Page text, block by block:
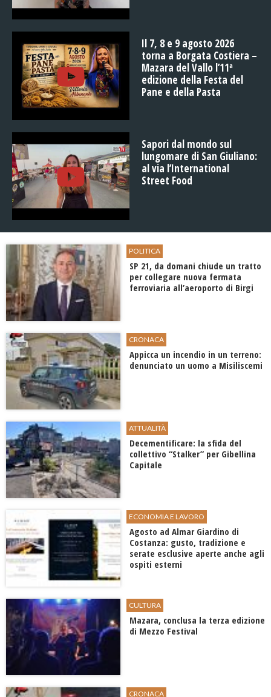
Il 7, 8 e 9 agosto 2026
torna a Borgata Costiera –
Mazara del Vallo l’11ª
edizione della Festa del
Pane e della Pasta
Sapori dal mondo sul
lungomare di San Giuliano:
al via l’International
Street Food
POLITICA
SP 21, da domani chiude un tratto
per collegare nuova fermata
ferroviaria all’aeroporto di Birgi
CRONACA
Appicca un incendio in un terreno:
denunciato un uomo a Misiliscemi
ATTUALITÀ
Decementificare: la sfida del
collettivo “Stalker” per Gibellina
Capitale
ECONOMIA E LAVORO
Agosto ad Almar Giardino di
Costanza: gusto, tradizione e
serate esclusive aperte anche agli
ospiti esterni
CULTURA
​Mazara, conclusa la terza edizione
di Mezzo Festival
CRONACA